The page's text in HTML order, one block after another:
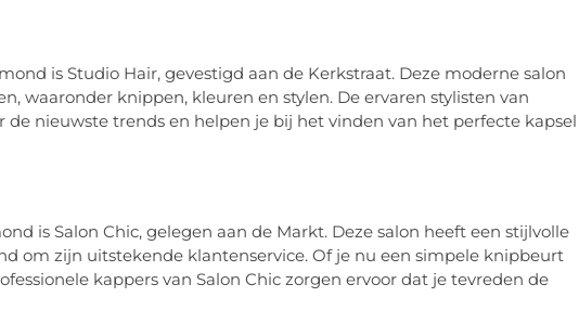
is Studio Hair, gevestigd aan de Kerkstraat. Deze moderne salon
waaronder knippen, kleuren en stylen. De ervaren stylisten van
de nieuwste trends en helpen je bij het vinden van het perfecte kapsel
is Salon Chic, gelegen aan de Markt. Deze salon heeft een stijlvolle
om zijn uitstekende klantenservice. Of je nu een simpele knipbeurt
kappers van Salon Chic zorgen ervoor dat je tevreden de